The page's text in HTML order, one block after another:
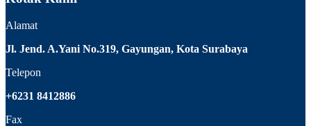
Alamat
Jl. Jend. A.Yani No.319, Gayungan, Kota Surabaya
Telepon
+6231 8412886
Fax